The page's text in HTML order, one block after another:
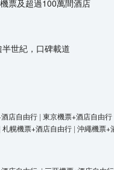
票及超過100萬間酒店
世紀，口碑載道
店自由行 | 東京機票+酒店自由行
札幌機票+酒店自由行 | 沖繩機票+